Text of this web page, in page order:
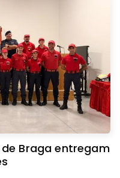
Braga entregam